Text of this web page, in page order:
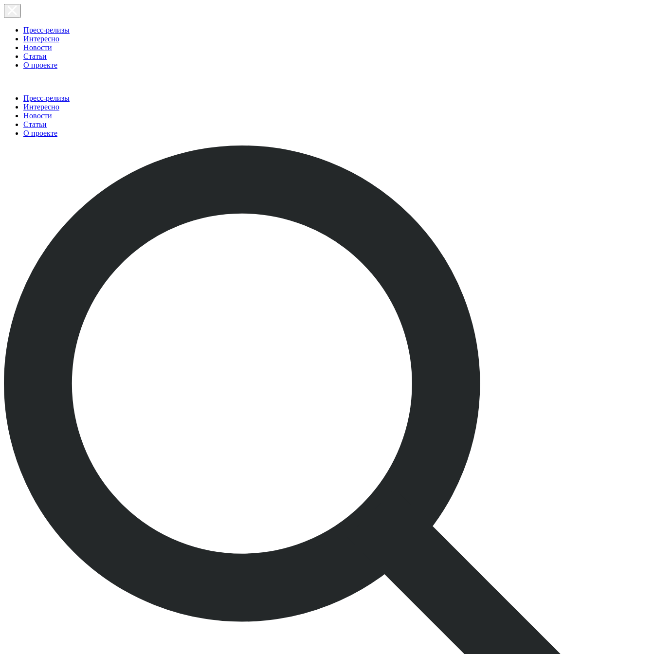
Пресс-релизы
Интересно
Новости
Статьи
О проекте
Пресс-релизы
Интересно
Новости
Статьи
О проекте